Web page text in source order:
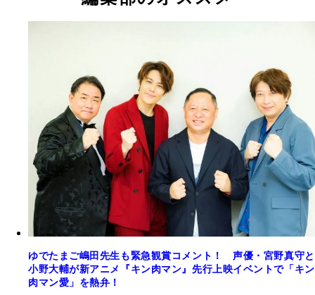
ゆでたまご嶋田先生も緊急観賞コメント！ 声優・宮野真守と
小野大輔が新アニメ『キン肉マン』先行上映イベントで「キン
肉マン愛」を熱弁！